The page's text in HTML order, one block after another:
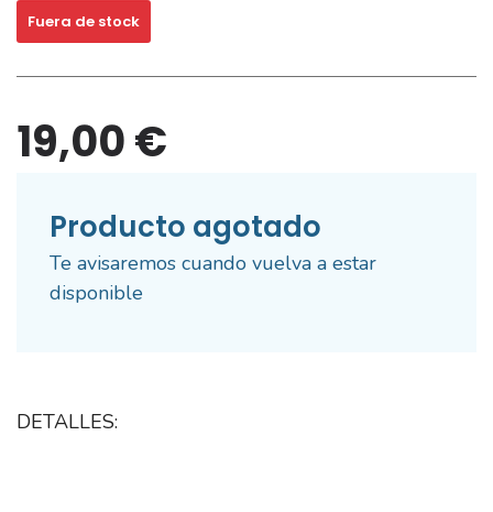
Fuera de stock
19,00 €
Producto agotado
Te avisaremos cuando vuelva a estar
disponible
DETALLES: